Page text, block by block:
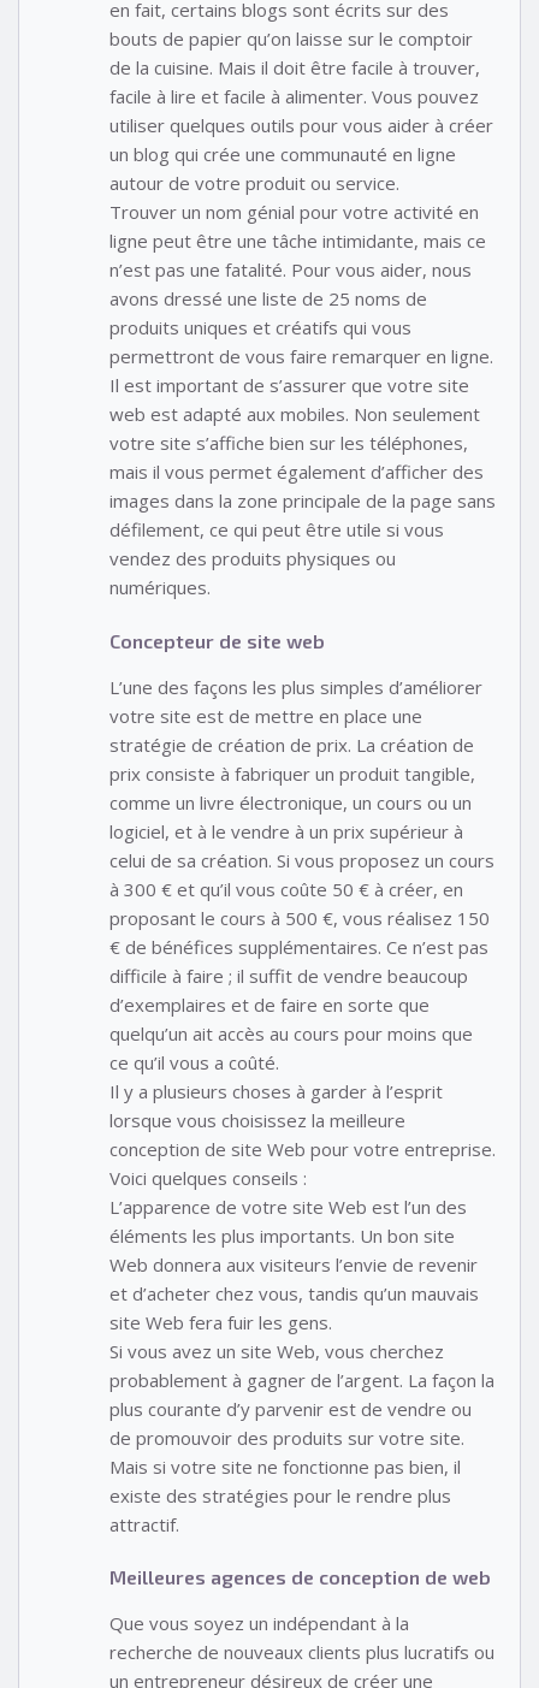
en fait, certains blogs sont écrits sur des
bouts de papier qu’on laisse sur le comptoir
de la cuisine. Mais il doit être facile à trouver,
facile à lire et facile à alimenter. Vous pouvez
utiliser quelques outils pour vous aider à créer
un blog qui crée une communauté en ligne
autour de votre produit ou service.
Trouver un nom génial pour votre activité en
ligne peut être une tâche intimidante, mais ce
n’est pas une fatalité. Pour vous aider, nous
avons dressé une liste de 25 noms de
produits uniques et créatifs qui vous
permettront de vous faire remarquer en ligne.
Il est important de s’assurer que votre site
web est adapté aux mobiles. Non seulement
votre site s’affiche bien sur les téléphones,
mais il vous permet également d’afficher des
images dans la zone principale de la page sans
défilement, ce qui peut être utile si vous
vendez des produits physiques ou
numériques.
Concepteur de site web
L’une des façons les plus simples d’améliorer
votre site est de mettre en place une
stratégie de création de prix. La création de
prix consiste à fabriquer un produit tangible,
comme un livre électronique, un cours ou un
logiciel, et à le vendre à un prix supérieur à
celui de sa création. Si vous proposez un cours
à 300 € et qu’il vous coûte 50 € à créer, en
proposant le cours à 500 €, vous réalisez 150
€ de bénéfices supplémentaires. Ce n’est pas
difficile à faire ; il suffit de vendre beaucoup
d’exemplaires et de faire en sorte que
quelqu’un ait accès au cours pour moins que
ce qu’il vous a coûté.
Il y a plusieurs choses à garder à l’esprit
lorsque vous choisissez la meilleure
conception de site Web pour votre entreprise.
Voici quelques conseils :
L’apparence de votre site Web est l’un des
éléments les plus importants. Un bon site
Web donnera aux visiteurs l’envie de revenir
et d’acheter chez vous, tandis qu’un mauvais
site Web fera fuir les gens.
Si vous avez un site Web, vous cherchez
probablement à gagner de l’argent. La façon la
plus courante d’y parvenir est de vendre ou
de promouvoir des produits sur votre site.
Mais si votre site ne fonctionne pas bien, il
existe des stratégies pour le rendre plus
attractif.
Meilleures agences de conception de web
Que vous soyez un indépendant à la
recherche de nouveaux clients plus lucratifs ou
un entrepreneur désireux de créer une